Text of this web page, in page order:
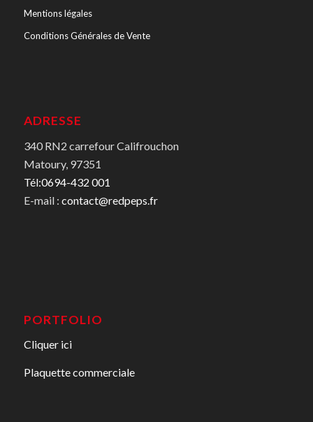
Mentions légales
Conditions Générales de Vente
ADRESSE
340 RN2 carrefour Califrouchon
Matoury, 97351
Tél:0694-432 001
E-mail : contact@redpeps.fr
PORTFOLIO
Cliquer ici
Plaquette commerciale